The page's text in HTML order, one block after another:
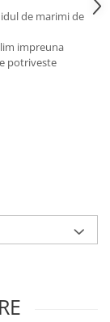
de marimi de
impreuna
potriveste